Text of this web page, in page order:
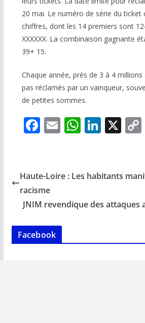
20 mai. Le numéro de série du ticket
chiffres, dont les 14 premiers sont
XXXXXX. La combinaison gagnante
39+ 15.
Chaque année, près de 3 à 4 millions
pas réclamés par un vainqueur,
de petites sommes.
F
b
o
o
k
E
l
W
s
p
Li
e
n
X
Haute-Loire : Les habitants
racisme
JNIM revendique des attaques
Facebook